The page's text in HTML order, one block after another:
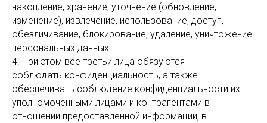
накопление, хранение, уточнение (обновление,
изменение), извлечение, использование, доступ,
обезличивание, блокирование, удаление, уничтожение
персональных данных.
4. При этом все третьи лица обязуются
соблюдать конфиденциальность, а также
обеспечивать соблюдение конфиденциальности их
уполномоченными лицами и контрагентами в
отношении предоставленной информации, в